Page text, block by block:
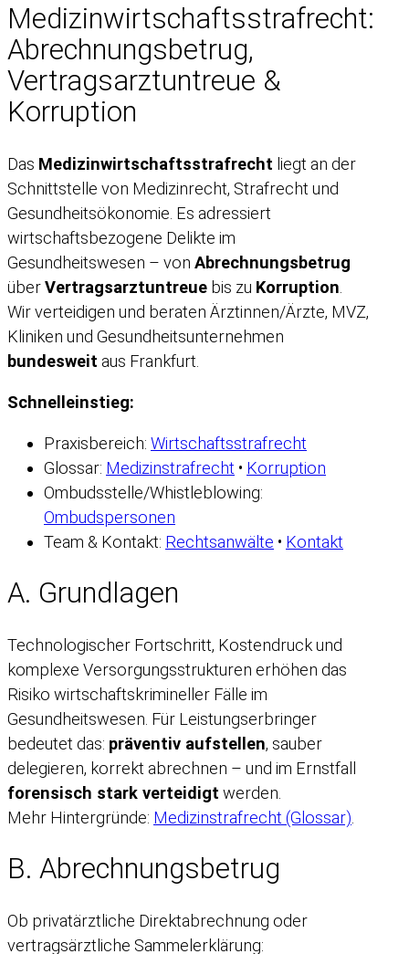
Medizinwirtschaftsstrafrecht:
Abrechnungsbetrug,
Vertragsarztuntreue &
Korruption
Das Medizinwirtschaftsstrafrecht liegt an der
Schnittstelle von Medizinrecht, Strafrecht und
Gesundheitsökonomie. Es adressiert
wirtschaftsbezogene Delikte im
Gesundheitswesen – von Abrechnungsbetrug
überVertragsarztuntreue bis zu Korruption
Wir verteidigen und beraten Ärztinnen/Ärzte, MVZ,
Kliniken und Gesundheitsunternehmen
bundesweit aus Frankfurt.
Schnelleinstieg:
Praxisbereich: Wirtschaftsstrafrecht
Glossar: Medizinstrafrecht • Korruption
Ombudsstelle/Whistleblowing:
Ombudspersonen
Team & Kontakt: Rechtsanwälte • Kontakt
A. Grundlagen
Technologischer Fortschritt, Kostendruck und
komplexe Versorgungsstrukturen erhöhen das
Risiko wirtschaftskrimineller Fälle im
Gesundheitswesen. Für Leistungserbringer
bedeutet das: präventiv aufstellen, sauber
delegieren, korrekt abrechnen – und im Ernstfall
forensisch stark verteidigt werden.
Mehr Hintergründe: Medizinstrafrecht (Glossar)
B. Abrechnungsbetrug
Ob privatärztliche Direktabrechnung oder
vertragsärztliche Sammelerklärung: